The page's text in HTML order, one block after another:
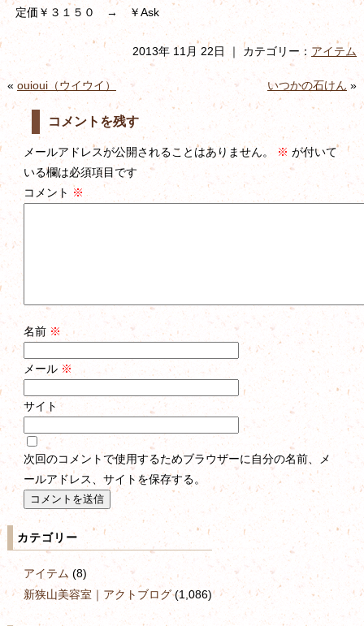
定価￥３１５０ → ￥Ask
2013年 11月 22日 ｜ カテゴリー： アイテム
« ouioui（ウイウイ） いつかの石けん »
コメントを残す
メールアドレスが公開されることはありません。 ※ が付いて
いる欄は必須項目です
コメント ※
名前 ※
メール ※
サイト
次回のコメントで使用するためブラウザーに自分の名前、メ
ールアドレス、サイトを保存する。
カテゴリー
アイテム (8)
新狭山美容室｜アクトブログ(1,086)